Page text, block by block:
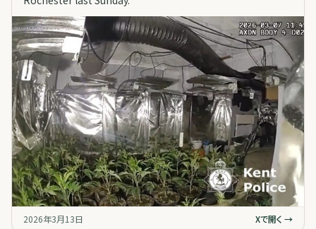
2026年3月13日 Xで開く →